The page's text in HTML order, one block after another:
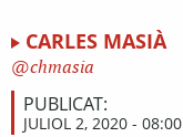
CARLES MASIÀ
chmasia
PUBLICAT:
JULIOL 2, 2020 - 08:00